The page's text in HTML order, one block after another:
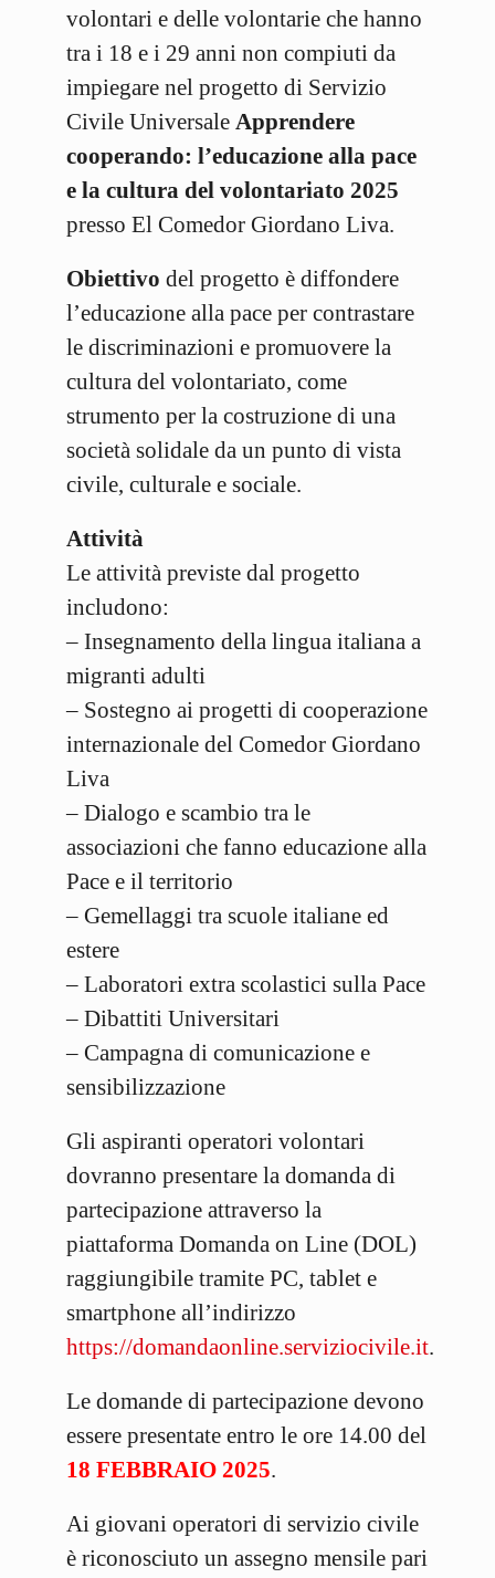
volontari e delle volontarie che hanno
tra i 18 e i 29 anni non compiuti da
impiegare nel progetto di Servizio
Civile Universale Apprendere
cooperando: l’educazione alla pace
e la cultura del volontariato 2025
presso El Comedor Giordano Liva.
Obiettivo del progetto è diffondere
l’educazione alla pace per contrastare
le discriminazioni e promuovere la
cultura del volontariato, come
strumento per la costruzione di una
società solidale da un punto di vista
civile, culturale e sociale.
Attività
Le attività previste dal progetto
includono:
– Insegnamento della lingua italiana a
migranti adulti
– Sostegno ai progetti di cooperazione
internazionale del Comedor Giordano
Liva
– Dialogo e scambio tra le
associazioni che fanno educazione alla
Pace e il territorio
– Gemellaggi tra scuole italiane ed
estere
– Laboratori extra scolastici sulla Pace
– Dibattiti Universitari
– Campagna di comunicazione e
sensibilizzazione
Gli aspiranti operatori volontari
dovranno presentare la domanda di
partecipazione attraverso la
piattaforma Domanda on Line (DOL)
raggiungibile tramite PC, tablet e
smartphone all’indirizzo
https://domandaonline.serviziocivile.it.
Le domande di partecipazione devono
essere presentate entro le ore 14.00 del
18 FEBBRAIO 2025.
Ai giovani operatori di servizio civile
è riconosciuto un assegno mensile pari